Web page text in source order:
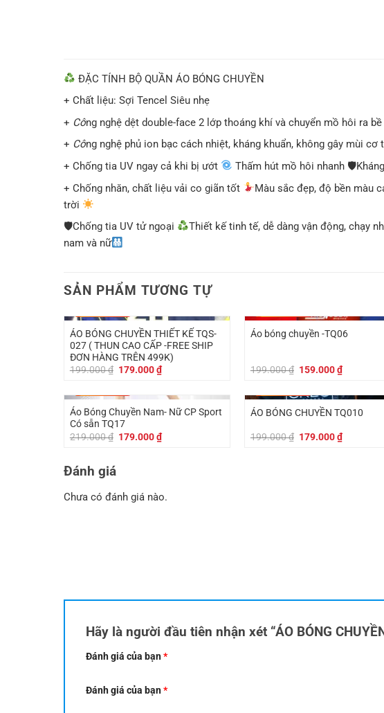
ĐẶC TÍNH BỘ QUẦN ÁO BÓNG CHUYỀN
+ Chất liệu: Sợi Tencel Siêu nhẹ
+ Công nghệ dệt double-face 2 lớp thoáng khí và chuyển mồ hôi ra
+ Công nghệ phủ ion bạc cách nhiệt, kháng khuẩn, không gây mùi cơ
+ Chống tia UV ngay cả khi bị ướt
Thấm hút mồ hôi nhanh
+ Chống nhăn, chất liệu vải co giãn tốt
Màu sắc đẹp, độ bền màu
trời
🛡Chống tia UV tử ngoại
Thiết kế tinh tế, dễ dàng vận động, chạy
nam và nữ
SẢN PHẨM TƯƠNG TỰ
ÁO BÓNG CHUYỀN THIẾT KẾ TQS-
027 ( THUN CAO CẤP -FREE SHIP
ĐƠN HÀNG TRÊN 499K)
199.000₫ Giá
199.000 ₫.
179.000₫Giá
hiện
là:
Áo bóng chuyền -TQ06
199.000₫ Giá
199.000 ₫.
159.000₫Giá
hiện
là:
Áo Bóng Chuyền Nam- Nữ CP Sport
Có sẵn TQ17
219.000₫ Giá
179.000₫Giá
hiện
ÁO BÓNG CHUYỀN TQ010
199.000₫ Giá
179.000₫Giá
hiện
Đánh giá
Chưa có đánh giá nào.
Hãy là người đầu tiên nhận xét “ÁO BÓNG
Đánh giá của bạn*
Đánh giá của bạn*